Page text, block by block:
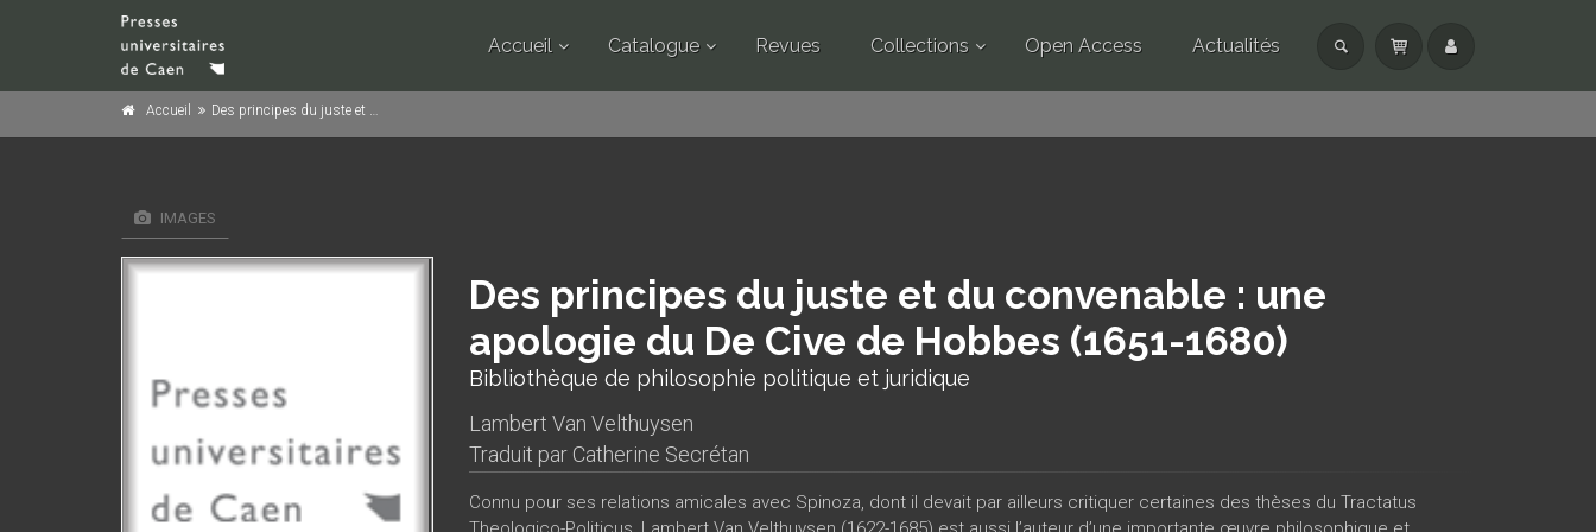
Accueil Catalogue Revues Collections Open Access Actualités
Accueil Des principes du juste et du convenable : une apologie du De Cive de Hobbes (1651-1680)
IMAGES
Des principes du juste et du convenable : une
apologie du De Cive de Hobbes (1651-1680)
Bibliothèque de philosophie politique et juridique
Lambert Van Velthuysen
Traduit par Catherine Secrétan
Connu pour ses relations amicales avec Spinoza, dont il devait par ailleurs critiquer certaines des thèses du Tractatus